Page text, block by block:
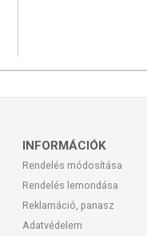
INFORMÁCIÓK
Rendelés módosítása
Rendelés lemondása
Reklamáció, panasz
Adatvédelem